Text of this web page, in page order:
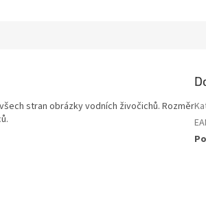
stran obrázky vodních živočichů. Rozměr